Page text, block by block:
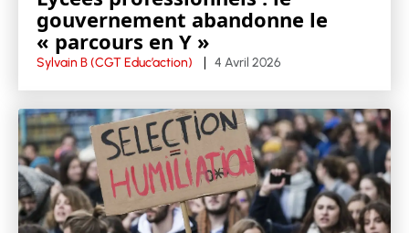
gouvernement abandonne le
« parcours en Y »
Sylvain B (CGT Educ’action) 4 Avril 2026